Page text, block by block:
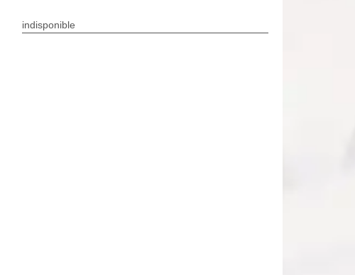
indisponible